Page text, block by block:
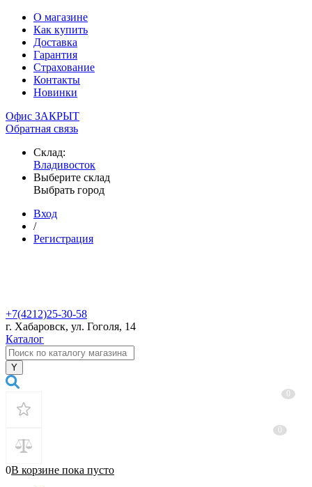
О магазине
Как купить
Доставка
Гарантия
Страхование
Контакты
Новинки
Офис ЗАКРЫТ
Обратная связь
Склад:
Владивосток
Выберите склад
Выбрать город
Вход
/
Регистрация
+7(4212)25-30-58
г. Хабаровск, ул. Гоголя, 14
Каталог
0В корзине пока пусто